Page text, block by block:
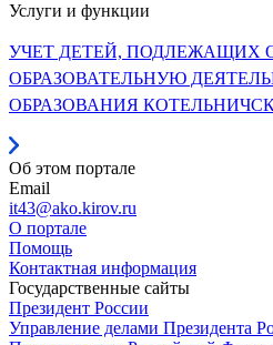
Услуги и функции
УЧЕТ ДЕТЕЙ, ПОДЛЕЖАЩИХ
ОБРАЗОВАТЕЛЬНУЮ
ОБРАЗОВАНИЯ
Об этом портале
Email
it43@ako.kirov.ru
О портале
Помощь
Контактная информация
Государственные сайты
Президент России
Управление делами Президента